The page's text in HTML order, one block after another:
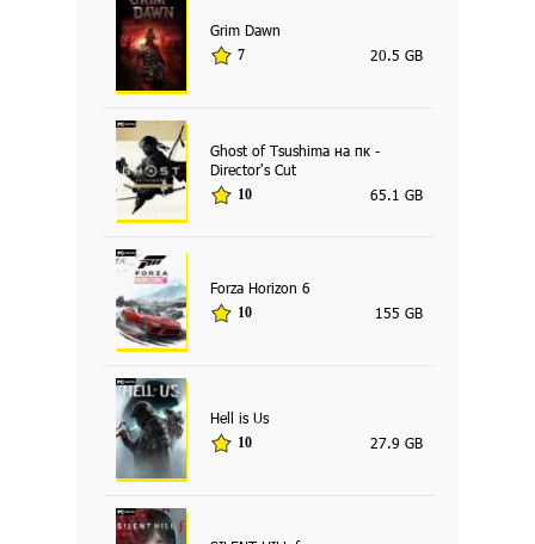
Grim Dawn
7 20.5 GB
Ghost of Tsushima на пк -
Director's Cut
10 65.1 GB
Forza Horizon 6
10 155 GB
Hell is Us
10 27.9 GB